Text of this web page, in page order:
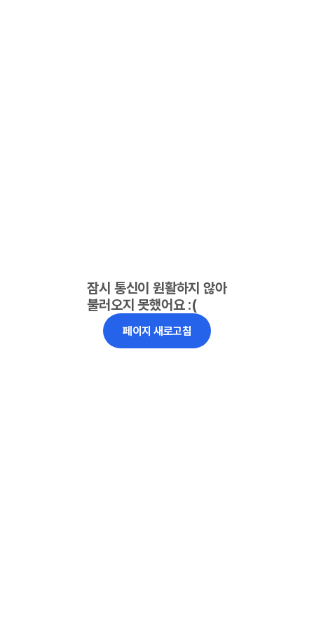
잠시 통신이 원활하지 않아
불러오지 못했어요 :(
페이지 새로고침